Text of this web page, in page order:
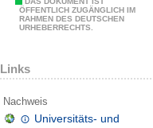
ÖFFENTLICH ZUGÄNGLICH IM
RAHMEN DES DEUTSCHEN
URHEBERRECHTS.
Links
Nachweis
Universitäts- und